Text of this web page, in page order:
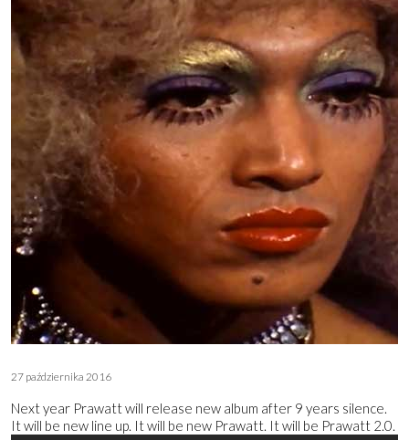
KONTAKT
27 października 2016
Next year Prawatt will release new album after 9 years silence.
It will be new line up. It will be new Prawatt. It will be Prawatt 2.0.